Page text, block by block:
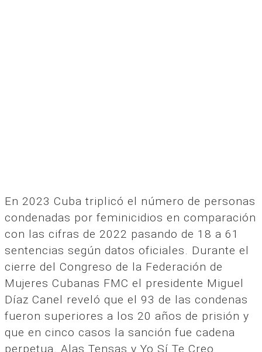
En 2023 Cuba triplicó el número de personas
condenadas por feminicidios en comparación
con las cifras de 2022 pasando de 18 a 61
sentencias según datos oficiales. Durante el
cierre del Congreso de la Federación de
Mujeres Cubanas FMC el presidente Miguel
Díaz Canel reveló que el 93 de las condenas
fueron superiores a los 20 años de prisión y
que en cinco casos la sanción fue cadena
perpetua. Alas Tensas y Yo Sí Te Creo